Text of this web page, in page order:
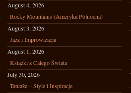
August 4, 2026
Rocky Mountains (Ameryka Północna)
August 3, 2026
Jazz i Improwizacja
August 1, 2026
Książki z Całego Świata
July 30, 2026
Tatuaże – Style i Inspiracje